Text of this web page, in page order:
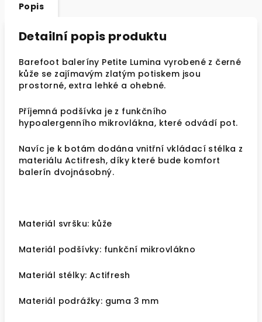
Popis
Detailní popis produktu
Barefoot baleríny Petite Lumina vyrobené z černé
kůže se zajímavým zlatým potiskem jsou
prostorné, extra lehké a ohebné.
Příjemná podšívka je z funkčního
hypoalergenního mikrovlákna, které odvádí pot.
Navíc je k botám dodána vnitřní vkládací stélka z
materiálu Actifresh, díky které bude komfort
balerín dvojnásobný.
Materiál svršku: kůže
Materiál podšívky: funkční mikrovlákno
Materiál stélky: Actifresh
Materiál podrážky: guma 3 mm